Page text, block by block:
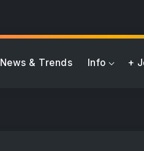
News & Trends Info +